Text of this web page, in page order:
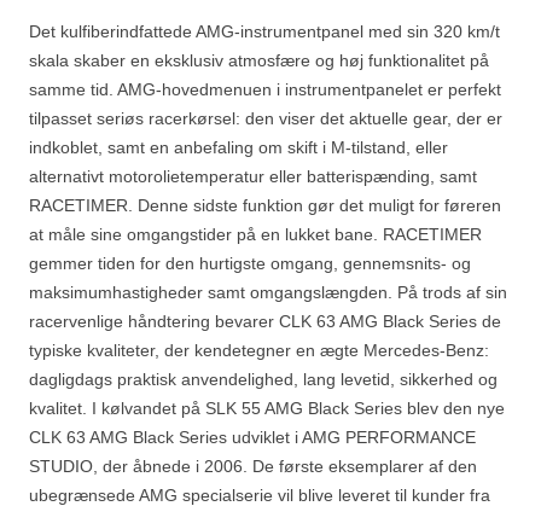
Det kulfiberindfattede AMG-instrumentpanel med sin 320 km/t
skala skaber en eksklusiv atmosfære og høj funktionalitet på
samme tid. AMG-hovedmenuen i instrumentpanelet er perfekt
tilpasset seriøs racerkørsel: den viser det aktuelle gear, der er
indkoblet, samt en anbefaling om skift i M-tilstand, eller
alternativt motorolietemperatur eller batterispænding, samt
RACETIMER. Denne sidste funktion gør det muligt for føreren
at måle sine omgangstider på en lukket bane. RACETIMER
gemmer tiden for den hurtigste omgang, gennemsnits- og
maksimumhastigheder samt omgangslængden. På trods af sin
racervenlige håndtering bevarer CLK 63 AMG Black Series de
typiske kvaliteter, der kendetegner en ægte Mercedes-Benz:
dagligdags praktisk anvendelighed, lang levetid, sikkerhed og
kvalitet. I kølvandet på SLK 55 AMG Black Series blev den nye
CLK 63 AMG Black Series udviklet i AMG PERFORMANCE
STUDIO, der åbnede i 2006. De første eksemplarer af den
ubegrænsede AMG specialserie vil blive leveret til kunder fra